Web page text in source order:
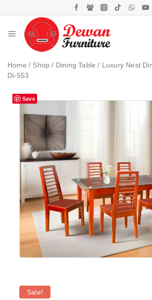
Home / Shop / Dining Table / Luxury Nest
Di-553
Save
Sale!